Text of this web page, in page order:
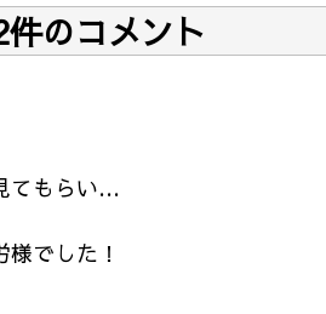
件のコメント
てもらい…
でした！